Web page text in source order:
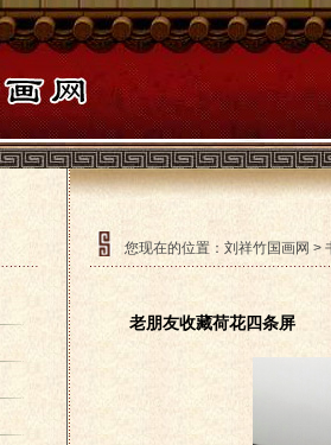
您现在的位置： 刘祥竹国画网 >
老朋友收藏荷花四条屏